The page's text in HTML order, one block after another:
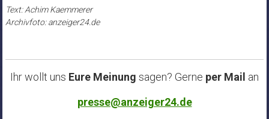
Text: Achim Kaemmerer
Archivfoto: anzeiger24.de
Ihr wollt uns Eure Meinung sagen? Gerne per Mail an
presse@anzeiger24.de